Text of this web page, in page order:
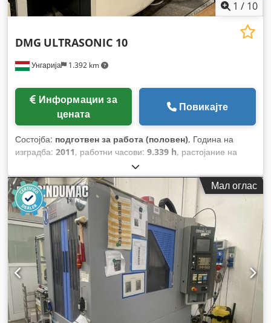
1 / 10
Унгарија 1.392 km
DMG ULTRASONIC 10
цената
Повикајте
Состојба: подготвен за работа (половен), Година на
изградба: 2011, работни часови: 9.339 h, растојание на
120 мм, движење по оската Y:
мм, растојание на движење Z-оска:200 мм, произведувач
на контролери:SIEMENS, модел на контролер: Sinumeric
840D, вкупна висина: 2.253 мм, оптоварување на масата:
10 кг, вкупна тежина: 1.800 кг , максимална брзина на
вретеното:
40.000 обр/мин, број на оски:5,
Мал оглас